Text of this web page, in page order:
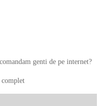
genti de pe internet?